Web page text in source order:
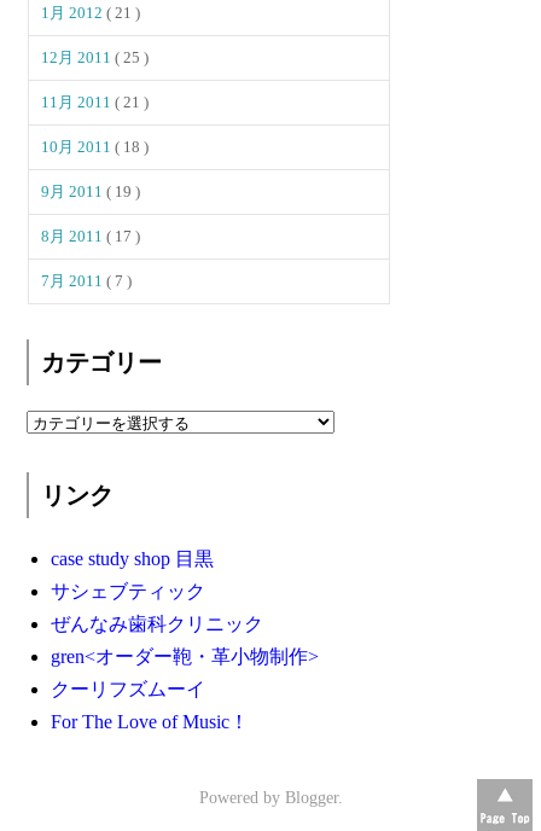
1月 2012( 21 )
12月 2011( 25 )
11月 2011( 21 )
10月 2011( 18 )
9月 2011( 19 )
8月 2011( 17 )
7月 2011( 7 )
カテゴリー
リンク
case study shop 目黒
サシェブティック
ぜんなみ歯科クリニック
gren<オーダー鞄・革小物制作>
クーリフズムーイ
For The Love of Music！
Powered by Blogger.